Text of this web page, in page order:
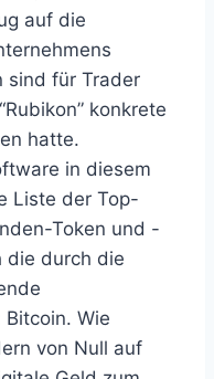
auf die
sind für Trader
konkrete
hatte.
in diesem
Liste der Top-
Token und -
die durch die
Wie
von Null auf